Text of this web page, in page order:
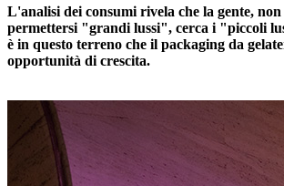
L'analisi dei consumi rivela che la gente,
permettersi "grandi lussi", cerca i "piccoli
è in questo terreno che il packaging da
opportunità di crescita.